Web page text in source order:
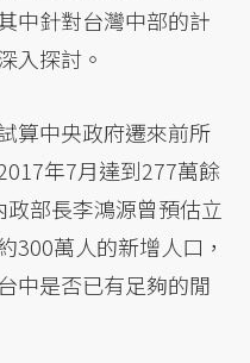
中針對台灣中部的計
入探討。
算中央政府遷來前所
年7月達到277萬餘
部長李鴻源曾預估立
300萬人的新增人口，
中是否已有足夠的閒